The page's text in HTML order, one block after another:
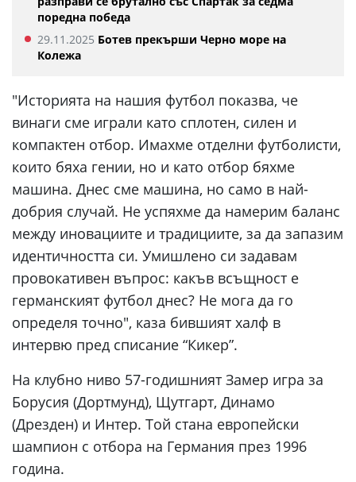
поредна победа
29.11.2025 Ботев прекърши Черно море на
Колежа
"Историята на нашия футбол показва, че
винаги сме играли като сплотен, силен и
компактен отбор. Имахме отделни футболисти,
които бяха гении, но и като отбор бяхме
машина. Днес сме машина, но само в най-
добрия случай. Не успяхме да намерим баланс
между иновациите и традициите, за да запазим
идентичността си. Умишлено си задавам
провокативен въпрос: какъв всъщност е
германският футбол днес? Не мога да го
определя точно", каза бившият халф в
интервю пред списание “Кикер”.
На клубно ниво 57-годишният Замер игра за
Борусия (Дортмунд), Щутгарт, Динамо
(Дрезден) и Интер. Той стана европейски
шампион с отбора на Германия през 1996
година.